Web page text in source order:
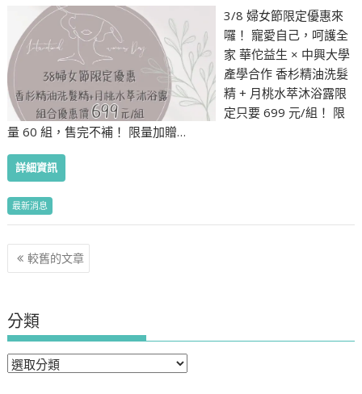
3/8 婦女節限定優惠來
囉！ 寵愛自己，呵護全
家 華佗益生 × 中興大學
產學合作 香杉精油洗髮
精 + 月桃水萃沐浴露限
定只要 699 元/組！ 限
量 60 組，售完不補！ 限量加贈…
詳細資訊
最新消息
文
章
覽
較舊的文章
分類
分